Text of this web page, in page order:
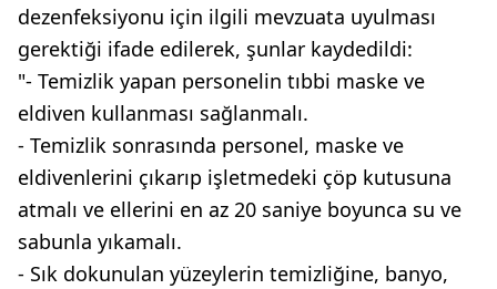
dezenfeksiyonu için ilgili mevzuata uyulması
gerektiği ifade edilerek, şunlar kaydedildi:
"- Temizlik yapan personelin tıbbi maske ve
eldiven kullanması sağlanmalı.
- Temizlik sonrasında personel, maske ve
eldivenlerini çıkarıp işletmedeki çöp kutusuna
atmalı ve ellerini en az 20 saniye boyunca su ve
sabunla yıkamalı.
- Sık dokunulan yüzeylerin temizliğine, banyo,